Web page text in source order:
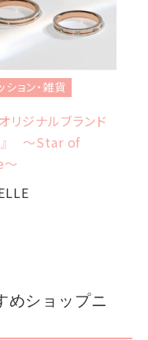
ション・雑貨
リジナルブランド
』 ～Star of
めショップニ